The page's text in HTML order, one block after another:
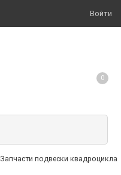
Войти
0
Запчасти подвески квадроцикла